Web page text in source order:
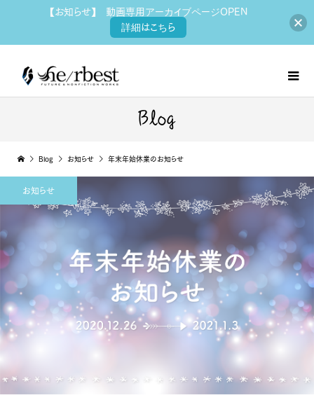
Blog
Blog お知らせ 年末年始休業のお知らせ
お知らせ
【お知らせ】 動画専用アーカイブページOPEN
詳細はこちら